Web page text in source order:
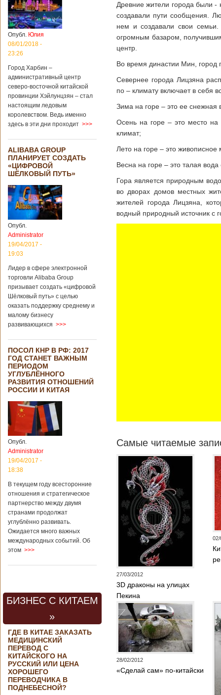
активистов,
больницы Гонконга
Подробнее...
Опубликовано
04/02/2020 - 15:45
Третий год
подряд Китай
становится
крупным
торговым
партнером
Германии
Как
свидетельствуют
данные, которые
Федеральным
статистическим
ведомством
Германии, в 2018
году статус самого
крупного торгового
партнера страны
остается за
Китаем, причем это
уже третий год
подряд. Объем
торговли между
Германией и
199,3 миллиарда
евро. Как
свидетельствуют
опубликованные
году размер
импорта из Китая
Подробнее...
21/02/2019 - 22:30
Китай и Россия
собираются
разрабатывать
тяжелый
вертолет
В ближайшее
время между
Китаем и Россией
планируется
подписание
контракта на
разработку
вертолета. Такое
заявление сделала
региональной
политике и
международному
сотрудничеству
государственной
корпорации
Кладов
аэрокосмической
выставки Aero
Бангалоре в
Индии. Контракт
между Китаем и
Россией на
разработку,
Подробнее...
Опубликовано
21/02/2019 - 22:26
В Китае найден
древний
Опубл. Юлия
08/01/2018 -
23:26
Город Харбин –
административный центр
северо-восточной китайской
провинции Хэйлунцзян – стал
настоящим ледовым
королевством. Ведь именно
здесь в эти дни проходит >>>
ALIBABA GROUP
ПЛАНИРУЕТ СОЗДАТЬ
«ЦИФРОВОЙ
ШЁЛКОВЫЙ ПУТЬ»
Опубл.
Administrator
19/04/2017 -
19:03
Лидер в сфере электронной
торговли Alibaba Group
призывает создать «цифровой
Шёлковый путь» с целью
оказать поддержку среднему и
малому бизнесу
развивающихся >>>
ПОСОЛ КНР В РФ: 2017
ГОД СТАНЕТ ВАЖНЫМ
ПЕРИОДОМ
УГЛУБЛЁННОГО
РАЗВИТИЯ ОТНОШЕНИЙ
РОССИИ И КИТАЯ
Опубл.
Administrator
19/04/2017 -
18:38
В текущем году всесторонние
отношения и стратегическое
партнерство между двумя
странами продолжат
углублённо развивать.
Ожидается много важных
международных событий. Об
этом >>>
БИЗНЕС С КИТАЕМ
»
ГДЕ В КИТАЕ ЗАКАЗАТЬ
МЕДИЦИНСКИЙ
ПЕРЕВОД С
КИТАЙСКОГО НА
РУССКИЙ ИЛИ ЦЕНА
ХОРОШЕГО
ПЕРЕВОДЧИКА В
ПОДНЕБЕСНОЙ?
Древние жители города были -
создавали пути сообщения.
нем и создавали свои
огромным базаром,
центр.
Во время династии Мин, город
Севернее города Лицзяна
по – климату включает в себя
Зима на горе – это ее снежная
Осень на горе – это место на
климат;
Лето на горе – это живописное
Весна на горе – это талая
Гора является природным
во дворах домов местных
жителей города Лицзяна,
водный природный источник с
Самые читаемые
27/03/2012
3D драконы на улицах
Пекина
02/
28/02/2012
«Сделай сам» по-китайски